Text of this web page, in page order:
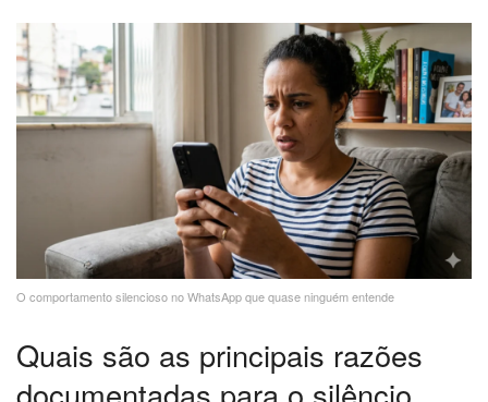
O comportamento silencioso no WhatsApp que quase ninguém entende
Quais são as principais razões